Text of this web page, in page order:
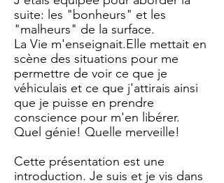
suite: les "bonheurs" et les
"malheurs" de la surface.
La Vie m'enseignait.Elle mettait en
scène des situations pour me
permettre de voir ce que je
véhiculais et ce que j'attirais ainsi
que je puisse en prendre
conscience pour m'en libérer.
Quel génie! Quelle merveille!
Cette présentation est une
introduction. Je suis et je vis dans